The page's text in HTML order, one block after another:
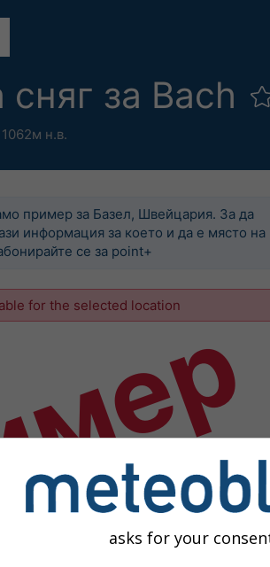
за Bach
1062м н.в.
пример за Базел, Швейцария. За да
информация за което и да е място на
се за point+
for the selected location
asks for your